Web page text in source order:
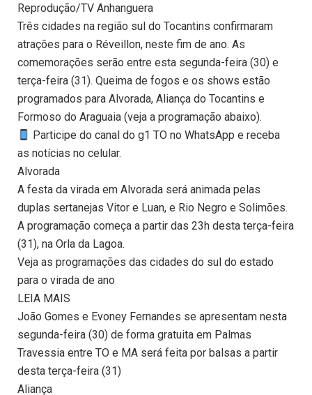
Reprodução/TV Anhanguera
Três cidades na região sul do Tocantins confirmaram
atrações para o Réveillon, neste fim de ano. As
comemorações serão entre esta segunda-feira (30) e
terça-feira (31). Queima de fogos e os shows estão
programados para Alvorada, Aliança do Tocantins e
Formoso do Araguaia (veja a programação abaixo).
Participe do canal do g1 TO no WhatsApp e receba
as notícias no celular.
Alvorada
A festa da virada em Alvorada será animada pelas
duplas sertanejas Vitor e Luan, e Rio Negro e Solimões.
A programação começa a partir das 23h desta terça-feira
(31), na Orla da Lagoa.
Veja as programações das cidades do sul do estado
para o virada de ano
LEIA MAIS
João Gomes e Evoney Fernandes se apresentam nesta
segunda-feira (30) de forma gratuita em Palmas
Travessia entre TO e MA será feita por balsas a partir
desta terça-feira (31)
Aliança